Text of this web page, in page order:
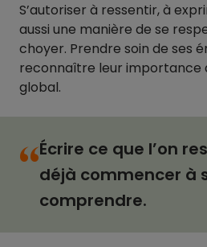
S’autoriser à ressentir, à
aussi une manière de se
choyer. Prendre soin de ses
reconnaître leur importance
global.
“Écrire ce que l’on
déjà commencer à
comprendre.